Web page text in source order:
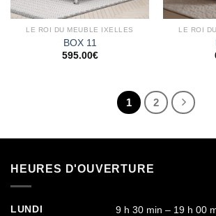
LE ROI DU MEUBLE IXELLES
BOX 11
595.00€
LE ROI
1 2
HEURES D'OUVERTURE
LUNDI
9 h 30 min – 19 h 00